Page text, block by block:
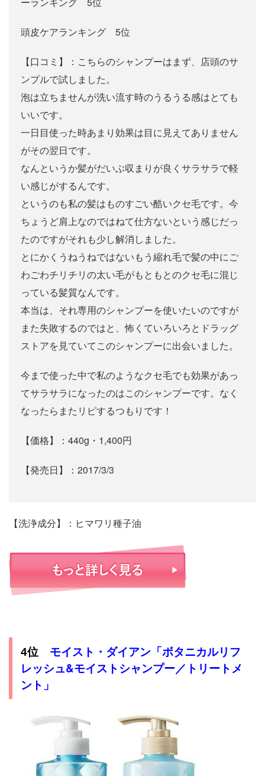
頭皮ケアランキング 5位
【口コミ】：こちらのシャンプーはまず、店頭のサ
ンプルで試しました。
泡は立ちませんが洗い流す時のうるうる感はとても
いいです。
一日目使った時あまり効果は目に見えてありません
がその翌日です。
なんというか髪がだいぶ収まりが良くサラサラで軽
い感じがするんです。
というのも私の髪はものすごい酷いクセ毛です。今
ちょうど肩上なのではねて仕方ないという感じだっ
たのですがそれも少し解消しました。
とにかくうねうねではないもう縮れ毛で髪の中にご
わごわチリチリの太い毛がもともとのクセ毛に混じ
っている髪質なんです。
本当は、それ専用のシャンプーを使いたいのですが
また失敗するのではと、怖くていろいろとドラッグ
ストアを見ていてこのシャンプーに出会いました。
今まで使った中で私のようなクセ毛でも効果があっ
てサラサラになったのはこのシャンプーです。なく
なったらまたリピするつもりです！
【価格】：440g・1,400円
【発売日】：2017/3/3
【洗浄成分】：ヒマワリ種子油
4位 モイスト・ダイアン「ボタニカルリフ
レッシュ&モイストシャンプー／トリートメ
ント」